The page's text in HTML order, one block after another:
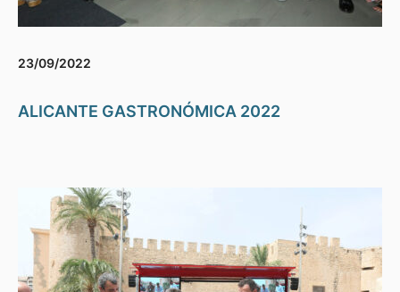
23/09/2022
ALICANTE GASTRONÓMICA 2022